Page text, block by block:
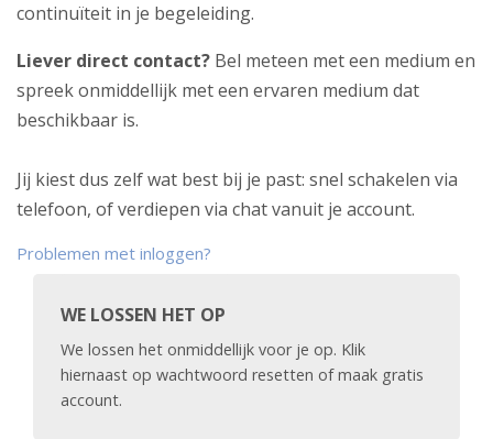
continuïteit in je begeleiding.
Liever direct contact? Bel meteen met een medium en
spreek onmiddellijk met een ervaren medium dat
beschikbaar is.
Jij kiest dus zelf wat best bij je past: snel schakelen via
telefoon, of verdiepen via chat vanuit je account.
Problemen met inloggen?
WE LOSSEN HET OP
We lossen het onmiddellijk voor je op. Klik
hiernaast op wachtwoord resetten of maak gratis
account.